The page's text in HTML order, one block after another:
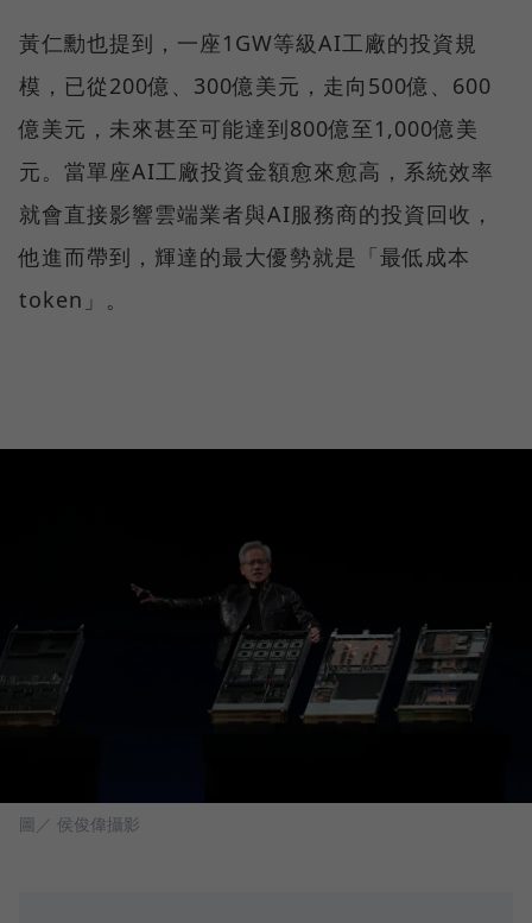
黃仁勳也提到，一座1GW等級AI工廠的投資規
模，已從200億、300億美元，走向500億、600
億美元，未來甚至可能達到800億至1,000億美
元。當單座AI工廠投資金額愈來愈高，系統效率
就會直接影響雲端業者與AI服務商的投資回收，
他進而帶到，輝達的最大優勢就是「最低成本
token」。
圖／ 侯俊偉攝影